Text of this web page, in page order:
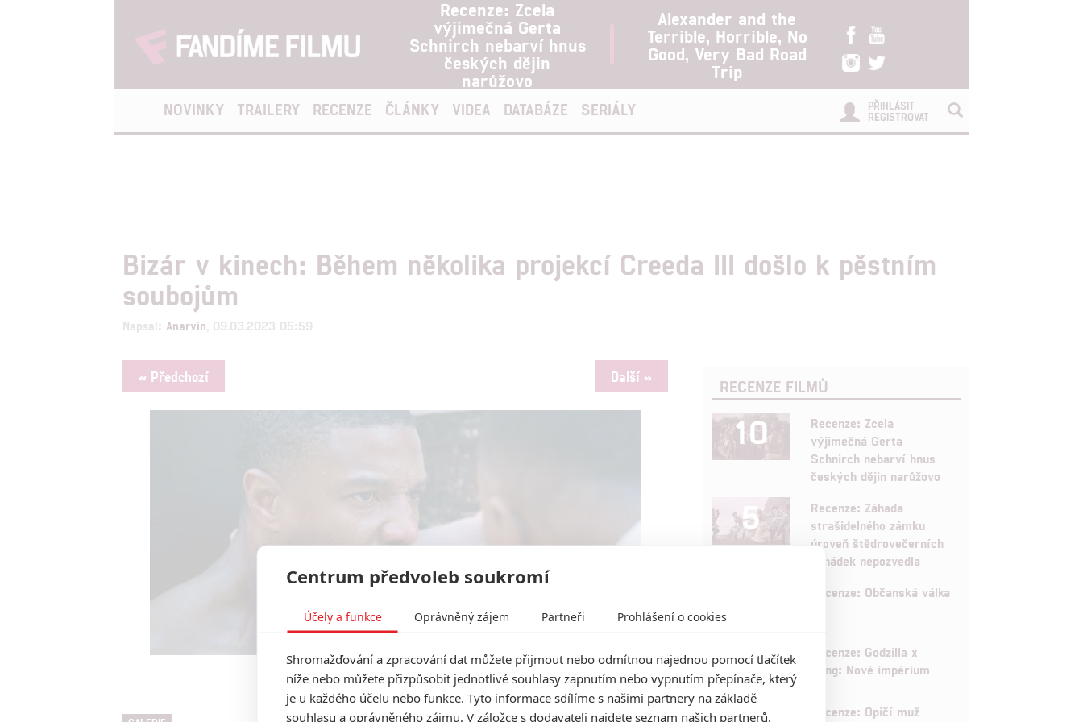
Recenze: Zcela
výjimečná Gerta
Schnirch nebarví hnus
českých dějin
narůžovo
Alexander and the
Terrible, Horrible, No
Good, Very Bad Road
Trip
NOVINKY TRAILERY RECENZE ČLÁNKY VIDEA DATABÁZE SERIÁLY
PŘIHLÁSIT
REGISTROVAT
Bizár v kinech: Během několika projekcí Creeda III došlo k pěstním
soubojům
Napsal: Anarvin , 09.03.2023 05:59
« Předchozí Další »
MGM
Creed III | Fandíme filmu
RECENZE FILMŮ
10
Recenze: Zcela
výjimečná Gerta
Schnirch nebarví hnus
českých dějin narůžovo
5
Recenze: Záhada
strašidelného zámku
úroveň štědrovečerních
pohádek nepozvedla
Recenze: Občanská válka
6
Recenze: Godzilla x
Kong: Nové impérium
Recenze: Opičí muž
Centrum předvoleb soukromí
Účely a funkce Oprávněný zájem Partneři Prohlášení o cookies
Shromažďování a zpracování dat můžete přijmout nebo odmítnou najednou pomocí tlačítek
níže nebo můžete přizpůsobit jednotlivé souhlasy zapnutím nebo vypnutím přepínače, který
je u každého účelu nebo funkce. Tyto informace sdílíme s našimi partnery na základě
souhlasu a oprávněného zájmu. V záložce s dodavateli najdete seznam našich partnerů.